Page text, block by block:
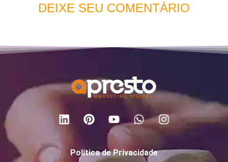
DEIXE SEU COMENTÁRIO
Política de Privacidade